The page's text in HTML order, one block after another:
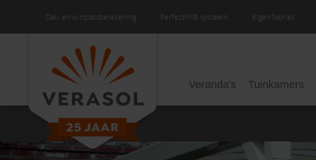
Dak- en windlastberekening PerfectFit® systeem Eigen fabriek
Veranda's Tuinkamers